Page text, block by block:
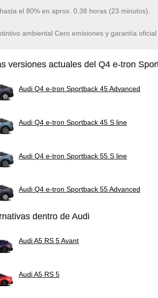
el 80% en aprox. 0.38 horas (23 minutos).
ambiental Cero emisiones y garantía
versiones actuales del Q4 e-tron
Audi Q4 e-tron Sportback 45 Advanced
Audi Q4 e-tron Sportback 45 S line
Audi Q4 e-tron Sportback 55 S line
Audi Q4 e-tron Sportback 55 Advanced
dentro de Audi
Audi A5 RS 5 Avant
Audi A5 RS 5